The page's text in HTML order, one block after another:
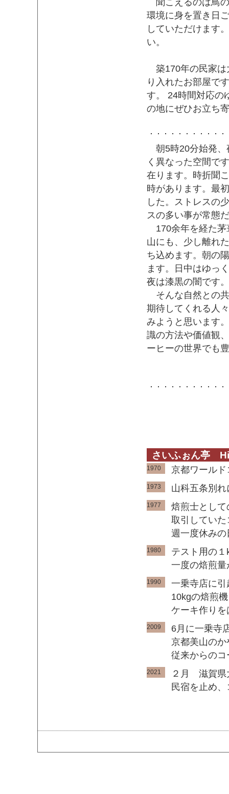
聞こえるのは鳥
環境に身を置き日
していただけます
い。
築170年の民家は
り入れたお部屋で
す。 24時間対応の
の地にぜひお立ち
朝5時20分始発、
く異なった空間で
在ります。時折聞
時があります。最
した。ストレスの
スの多い事が常態
170余年を経た茅
山にも、少し離れ
ち込めます。朝の
ます。日中はゆっ
夜は漆黒の闇です
そんな自然との
期待してくれる人
みようと思います
識の方法や価値観
ーヒーの世界でも
さいふぉん亭
1970 京都ワール
1973 山科五条別
1977
焙煎士とし
取引してい
週一度休み
1980
テスト用の
一度の焙煎
1990
一乗寺店に引
10kgの焙煎
ケーキ作りを
2009
6月に一乗寺
京都美山の
従来からの
2021
２月 滋賀県
民宿を止め